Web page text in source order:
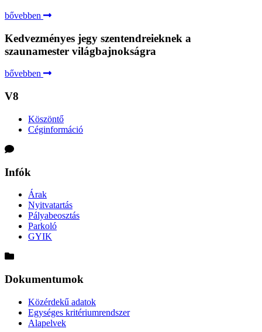
bővebben
Kedvezményes jegy szentendreieknek a
szaunamester világbajnokságra
bővebben
V8
Köszöntő
Céginformáció
Infók
Árak
Nyitvatartás
Pályabeosztás
Parkoló
GYIK
Dokumentumok
Közérdekű adatok
Egységes kritériumrendszer
Alapelvek